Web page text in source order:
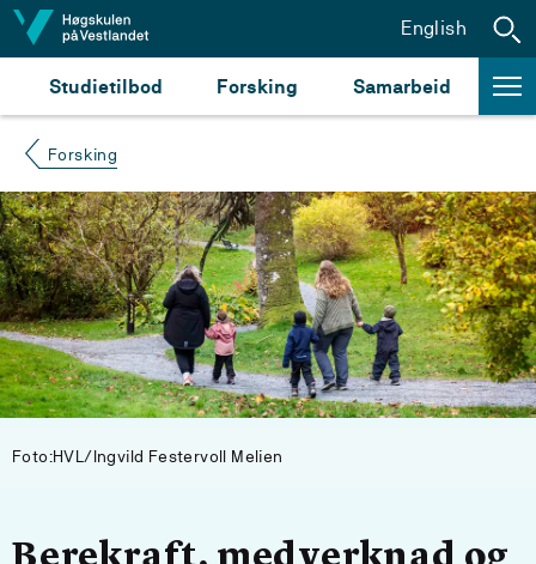
Hopp til innhald
Studietilbod Forsking Samarbeid
English
Forsking
Foto:HVL/Ingvild Festervoll Melien